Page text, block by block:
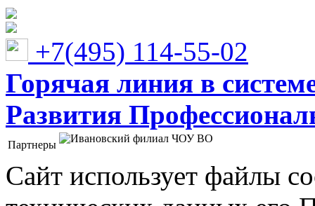
+7(495) 114-55-02
Горячая линия в
Развития
Партнеры
Сайт использует файлы